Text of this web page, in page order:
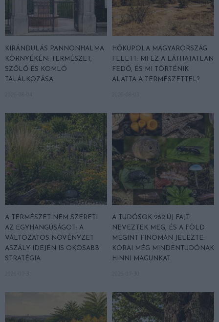
KIRÁNDULÁS PANNONHALMA
KÖRNYÉKÉN: TERMÉSZET,
SZŐLŐ ÉS KOMLÓ
TALÁLKOZÁSA
HŐKUPOLA MAGYARORSZÁG
FELETT: MI EZ A LÁTHATATLAN
FEDŐ, ÉS MI TÖRTÉNIK
ALATTA A TERMÉSZETTEL?
A TERMÉSZET NEM SZERETI
AZ EGYHANGÚSÁGOT: A
VÁLTOZATOS NÖVÉNYZET
ASZÁLY IDEJÉN IS OKOSABB
STRATÉGIA
A TUDÓSOK 262 ÚJ FAJT
NEVEZTEK MEG, ÉS A FÖLD
MEGINT FINOMAN JELEZTE:
KORAI MÉG MINDENTUDÓNAK
HINNI MAGUNKAT